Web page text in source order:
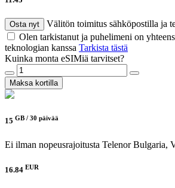
Osta nyt
Välitön toimitus sähköpostilla ja
Olen tarkistanut ja puhelimeni on
teknologian kanssa Tarkista tästä
Kuinka monta eSIMiä tarvitset?
Maksa kortilla
15 GB / 30 päivää
Ei ilman nopeusrajoitusta Telenor Bulgaria,
16.84 EUR